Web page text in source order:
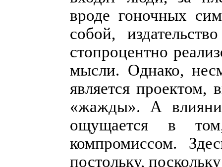
вроде гоночных
собой,
стопроцентно
мысли. Однако,
является
«жажды». А
ощущается в
компромиссом.
постольку,